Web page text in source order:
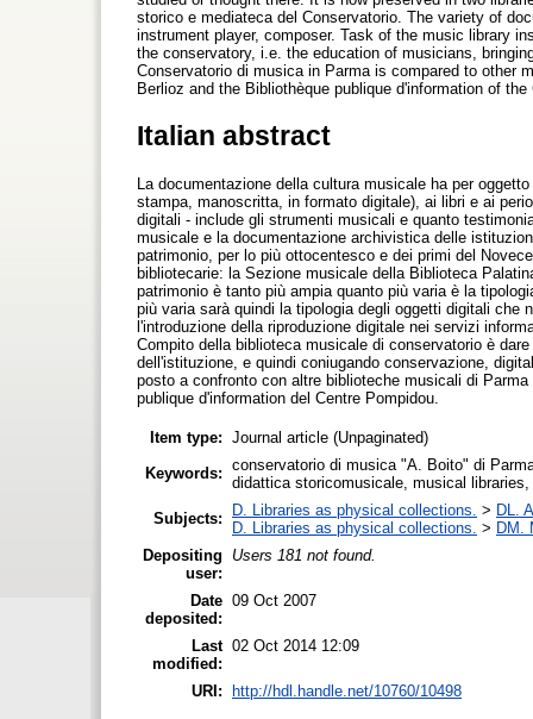
storico e mediateca del Conservatorio. The variety of
instrument player, composer. Task of the music library
the conservatory, i.e. the education of musicians,
Conservatorio di musica in Parma is compared to other
Berlioz and the Bibliothèque publique d'information of the
Italian abstract
La documentazione della cultura musicale ha per
stampa, manoscritta, in formato digitale), ai libri e ai
digitali - include gli strumenti musicali e quanto
musicale e la documentazione archivistica delle
patrimonio, per lo più ottocentesco e dei primi del
bibliotecarie: la Sezione musicale della Biblioteca
patrimonio è tanto più ampia quanto più varia è la
più varia sarà quindi la tipologia degli oggetti digitali che
l'introduzione della riproduzione digitale nei servizi
Compito della biblioteca musicale di conservatorio è
dell'istituzione, e quindi coniugando conservazione,
posto a confronto con altre biblioteche musicali di
publique d'information del Centre Pompidou.
Item type: Journal article (Unpaginated)
Keywords: conservatorio di musica "A. Boito" di
didattica storicomusicale, musical
Subjects:
D. Libraries as physical collections. > DL.
D. Libraries as physical collections. > DM.
Depositing
user:
Users 181 not found.
Date
deposited:
09 Oct 2007
Last
modified:
02 Oct 2014 12:09
URI: http://hdl.handle.net/10760/10498